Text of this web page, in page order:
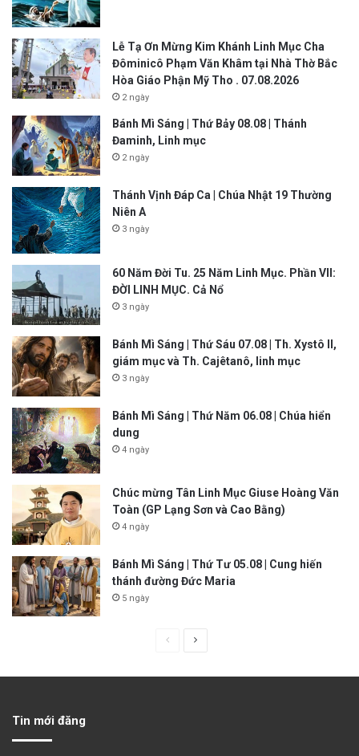
Lễ Tạ Ơn Mừng Kim Khánh Linh Mục Cha
Đôminicô Phạm Văn Khâm tại Nhà Thờ Bắc
Hòa Giáo Phận Mỹ Tho . 07.08.2026
2 ngày
Bánh Mì Sáng | Thứ Bảy 08.08 | Thánh
Đaminh, Linh mục
2 ngày
Thánh Vịnh Đáp Ca | Chúa Nhật 19 Thường
Niên A
3 ngày
60 Năm Đời Tu. 25 Năm Linh Mục. Phần VII:
ĐỜI LINH MỤC. Cả Nổ
3 ngày
Bánh Mì Sáng | Thứ Sáu 07.08 | Th. Xystô II,
giám mục và Th. Cajêtanô, linh mục
3 ngày
Bánh Mì Sáng | Thứ Năm 06.08 | Chúa hiển
dung
4 ngày
Chúc mừng Tân Linh Mục Giuse Hoàng Văn
Toàn (GP Lạng Sơn và Cao Bằng)
4 ngày
Bánh Mì Sáng | Thứ Tư 05.08 | Cung hiến
thánh đường Đức Maria
5 ngày
Tin mới đăng